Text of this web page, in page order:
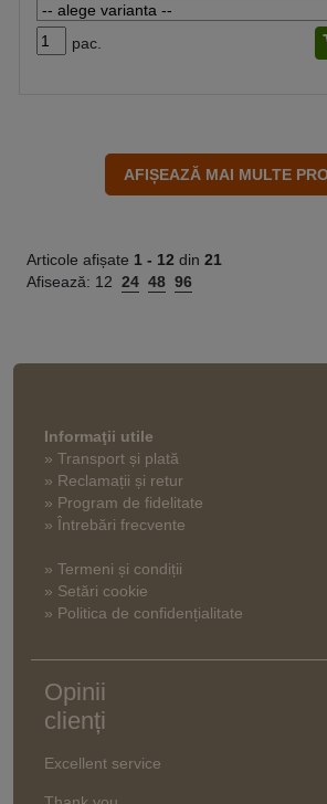
pac.
Articole afișate 1 - 12 din 21
Afisează: 12 24 48 96
Informaţii utile
» Transport și plată
» Reclamații și retur
» Program de fidelitate
» Întrebări frecvente
» Termeni și condiții
» Setări cookie
» Politica de confidențialitate
Opinii
clienți
Excellent service